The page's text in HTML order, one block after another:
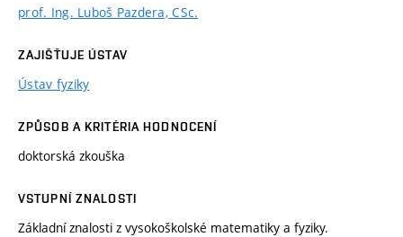
prof. Ing. Luboš Pazdera, CSc.
ZAJIŠŤUJE ÚSTAV
Ústav fyziky
ZPŮSOB A KRITÉRIA HODNOCENÍ
doktorská zkouška
VSTUPNÍ ZNALOSTI
Základní znalosti z vysokoškolské matematiky a fyziky.